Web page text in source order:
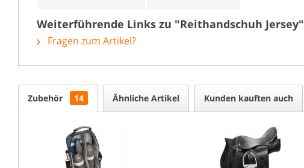
Weiterführende Links zu "Reithandschuh Jersey"
Fragen zum Artikel?
Zubehör 14 Ähnliche Artikel Kunden kauften auch